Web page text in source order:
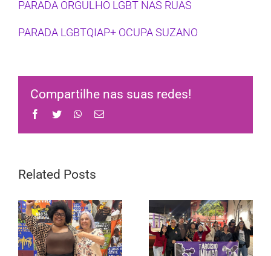
PARADA ORGULHO LGBT NAS RUAS
PARADA LGBTQIAP+ OCUPA SUZANO
Compartilhe nas suas redes!
Facebook
Twitter WhatsApp
Email
Related Posts